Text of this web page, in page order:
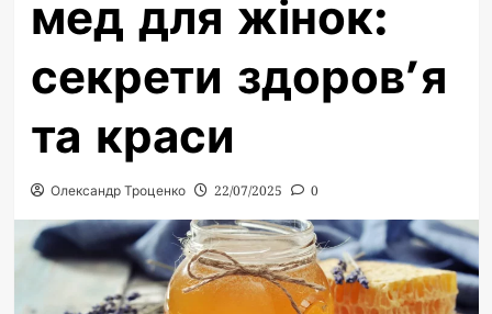
мед для жінок:
секрети здоров’я
та краси
Олександр Троценко 22/07/2025 0